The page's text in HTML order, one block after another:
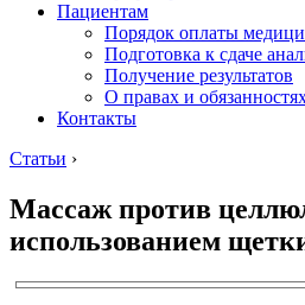
Пациентам
Порядок оплаты
Подготовка к сдаче
Получение результатов
О правах и
Контакты
Статьи ›
Массаж против
использованием